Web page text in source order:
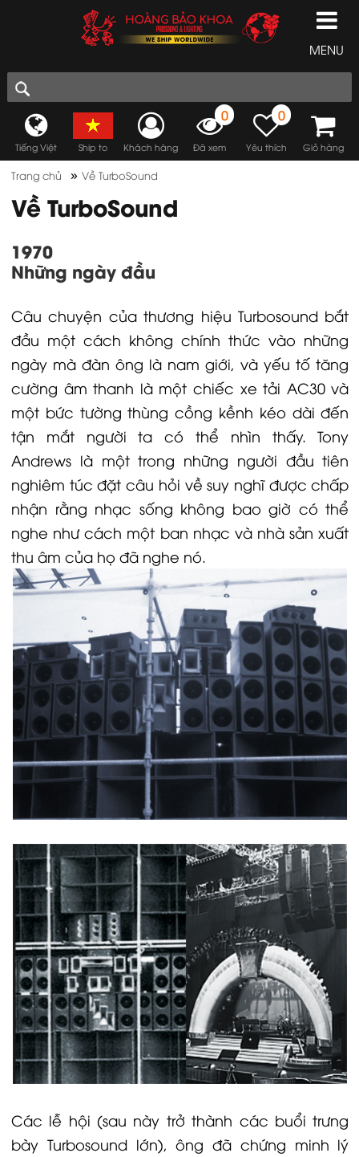
MENU
Tiếng Việt Ship to Khách hàng
0
Đã xem
0
Yêu thích Giỏ hàng
Trang chủ »Về TurboSound
Về TurboSound
1970
Những ngày đầu
Câu chuyện củathương hiệu Turbosound bắt
đầu một cách không chính thức vào những
ngày mà đàn ông là nam giới, và yếu tố tăng
cường âm thanh là một chiếc xe tải AC30 và
một bức tường thùng cồng kềnh kéo dài đến
tận mắt người ta có thể nhìn thấy. Tony
Andrews là một trong những người đầu tiên
nghiêm túc đặt câu hỏi về suy nghĩ được chấp
nhận rằng nhạc sống không bao giờ có thể
nghe như cách một ban nhạc và nhà sản xuất
thu âm của họ đã nghe nó.
Các lễ hội (sau này trở thành các buổi trưng
bày Turbosoundlớn), ông đã chứng minh lý